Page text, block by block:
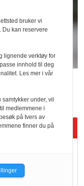
bruker vi
Du kan reservere
lignende verktøy for
innhold til deg
Les mer i vår
under, vil
medlemmene i
på tvers av
finner du på